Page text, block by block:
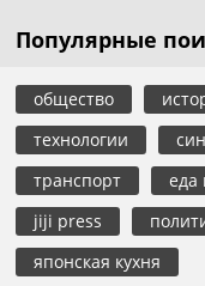
Популярные
общество
технологии
транспорт
еда
jiji press
японская кухня